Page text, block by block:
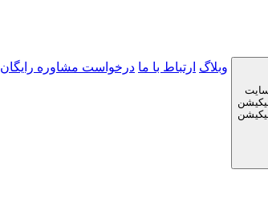
وبلاگ ارتباط با ما درخواست مشاوره رایگان